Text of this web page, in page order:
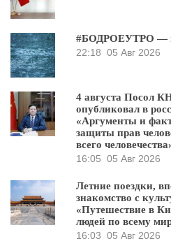
#БОДРОЕУТРО —
22:18 05 Авг 2026
4 августа Посол
опубликовал в
«Аргументы и
защиты прав
всего
16:05 05 Авг 2026
Летние поездки,
знакомство с
«Путешествие в
людей по всему
16:03 05 Авг 2026